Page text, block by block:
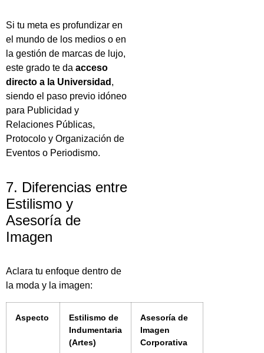
Si tu meta es profundizar en
el mundo de los medios o en
la gestión de marcas de lujo,
este grado te da acceso
directo a la Universidad ,
siendo el paso previo idóneo
para Publicidad y
Relaciones Públicas,
Protocolo y Organización de
Eventos o Periodismo.
7. Diferencias entre
Estilismo y
Asesoría de
Imagen
Aclara tu enfoque dentro de
la moda y la imagen:
Aspecto
Estilismo de
Indumentaria
(Artes)
Asesoría de
Imagen
Corporativa